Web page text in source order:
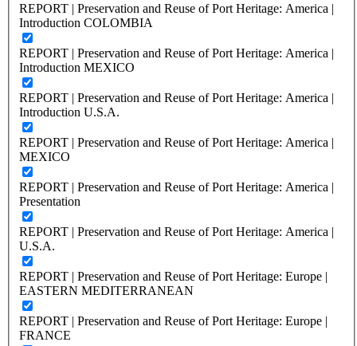
REPORT | Preservation and Reuse of Port Heritage: America |
Introduction COLOMBIA
REPORT | Preservation and Reuse of Port Heritage: America |
Introduction MEXICO
REPORT | Preservation and Reuse of Port Heritage: America |
Introduction U.S.A.
REPORT | Preservation and Reuse of Port Heritage: America |
MEXICO
REPORT | Preservation and Reuse of Port Heritage: America |
Presentation
REPORT | Preservation and Reuse of Port Heritage: America |
U.S.A.
REPORT | Preservation and Reuse of Port Heritage: Europe |
EASTERN MEDITERRANEAN
REPORT | Preservation and Reuse of Port Heritage: Europe |
FRANCE